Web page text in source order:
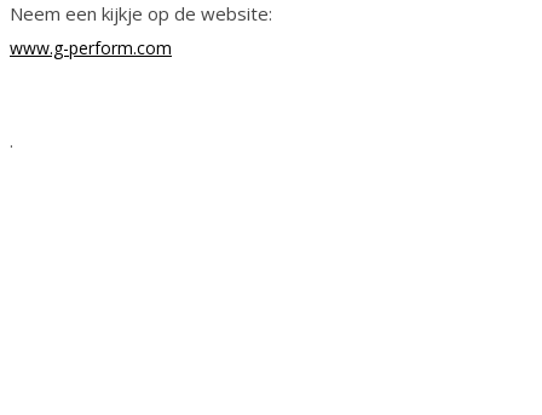
Neem een kijkje op de website:
www.g-perform.com
.